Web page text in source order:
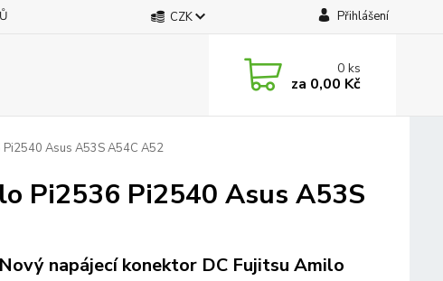
CZK Přihlášení
0ks
za 0,00 Kč
Pi2540 Asus A53S A54C A52
Pi2536 Pi2540 Asus A53S
Nový napájecí konektor DC Fujitsu Amilo